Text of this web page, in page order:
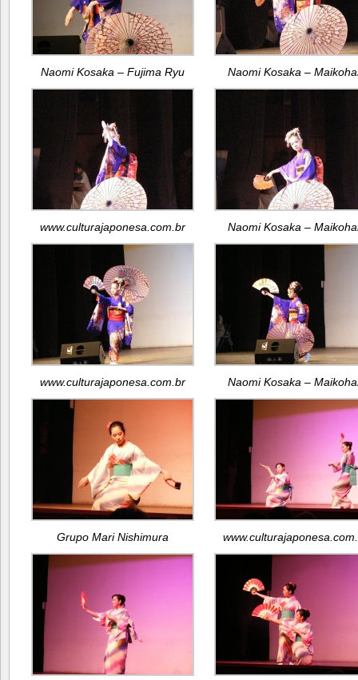
Naomi Kosaka – Fujima Ryu Naomi Kosaka –
www.culturajaponesa.com.br Naomi Kosaka –
www.culturajaponesa.com.br Naomi Kosaka –
Grupo Mari Nishimura